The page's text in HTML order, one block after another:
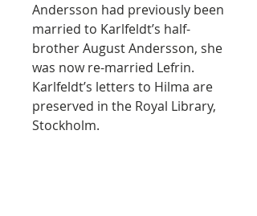
Andersson had previously been
married to Karlfeldt’s half-
brother August Andersson, she
was now re-married Lefrin.
Karlfeldt’s letters to Hilma are
preserved in the Royal Library,
Stockholm.